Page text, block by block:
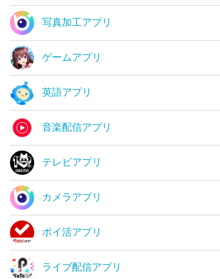
写真加工アプリ
ゲームアプリ
英語アプリ
音楽配信アプリ
テレビアプリ
カメラアプリ
ポイ活アプリ
ライブ配信アプリ